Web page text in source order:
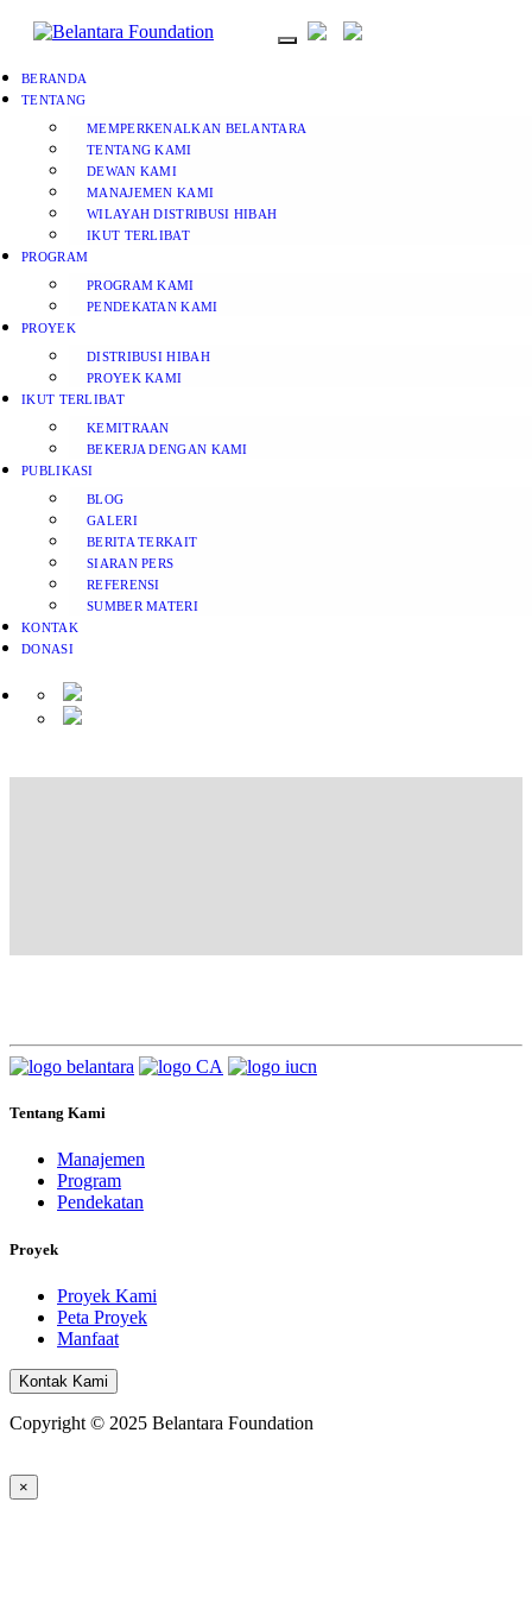
BERANDA
TENTANG
MEMPERKENALKAN BELANTARA
TENTANG KAMI
DEWAN KAMI
MANAJEMEN KAMI
WILAYAH DISTRIBUSI HIBAH
IKUT TERLIBAT
PROGRAM
PROGRAM KAMI
PENDEKATAN KAMI
PROYEK
DISTRIBUSI HIBAH
PROYEK KAMI
IKUT TERLIBAT
KEMITRAAN
BEKERJA DENGAN KAMI
PUBLIKASI
BLOG
GALERI
BERITA TERKAIT
SIARAN PERS
REFERENSI
SUMBER MATERI
KONTAK
DONASI
Tentang Kami
Manajemen
Program
Pendekatan
Proyek
Proyek Kami
Peta Proyek
Manfaat
Kontak Kami
Copyright © 2025 Belantara Foundation
×